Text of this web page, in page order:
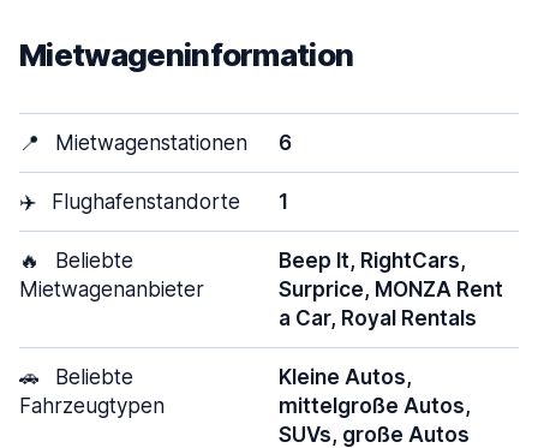
Mietwageninformation
📍 Mietwagenstationen 6
✈️ Flughafenstandorte 1
🔥
Beliebte
Mietwagenanbieter
Beep It, RightCars,
Surprice, MONZA Rent
a Car, Royal Rentals
🚗
Beliebte
Fahrzeugtypen
Kleine Autos,
mittelgroße Autos,
SUVs, große Autos